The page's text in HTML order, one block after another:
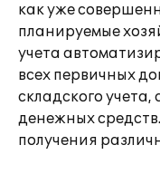
как уже
планируемые
учета
всех первичных
складского
денежных
получения